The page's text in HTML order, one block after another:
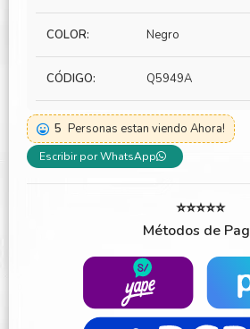
COLOR: Negro
CÓDIGO: Q5949A
5 Personas estan viendo Ahora!
Escribir por WhatsApp
⭐⭐⭐⭐⭐
Métodos de